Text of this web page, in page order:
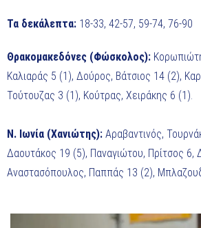
Τα δεκάλεπτα: 18-33, 42-57, 59-74, 76-90
Θρακομακεδόνες (Φώσκολος):
Καλιαράς 5 (1), Δούρος, Βάτσιος 14 (2),
Τούτουζας 3 (1), Κούτρας, Χειράκης 6 (1).
Ν. Ιωνία (Χανιώτης): Αραβαντινός,
Δαουτάκος 19 (5), Παναγιώτου, Πρίτσος 6,
Αναστασόπουλος, Παππάς 13 (2),